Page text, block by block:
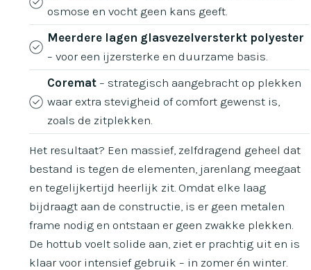
osmose en vocht geen kans geeft.
Meerdere lagen glasvezelversterkt polyester
– voor een ijzersterke en duurzame basis.
Coremat – strategisch aangebracht op plekken
waar extra stevigheid of comfort gewenst is,
zoals de zitplekken.
Het resultaat? Een massief, zelfdragend geheel dat
bestand is tegen de elementen, jarenlang meegaat
en tegelijkertijd heerlijk zit. Omdat elke laag
bijdraagt aan de constructie, is er geen metalen
frame nodig en ontstaan er geen zwakke plekken.
De hottub voelt solide aan, ziet er prachtig uit en is
klaar voor intensief gebruik – in zomer én winter.